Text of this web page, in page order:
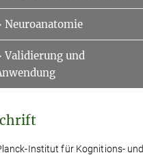
Neuroanatomie
Validierung und
Institut für Kognitions- und